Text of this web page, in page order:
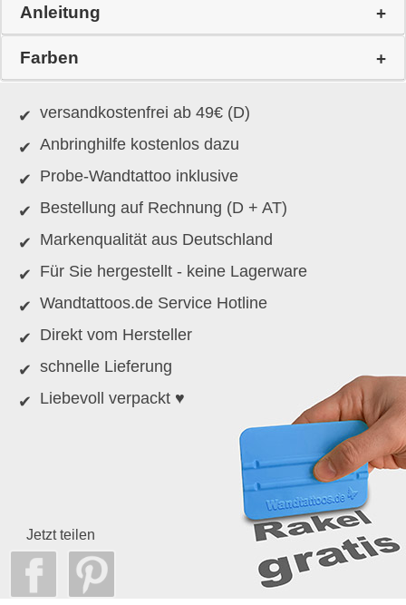
Anleitung
Farben
versandkostenfrei ab 49€ (D)
Anbringhilfe kostenlos dazu
Probe-Wandtattoo inklusive
Bestellung auf Rechnung (D + AT)
Markenqualität aus Deutschland
Für Sie hergestellt - keine Lagerware
Wandtattoos.de Service Hotline
Direkt vom Hersteller
schnelle Lieferung
Liebevoll verpackt ♥
Jetzt teilen